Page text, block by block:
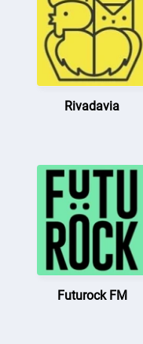
Rivadavia
Futurock FM